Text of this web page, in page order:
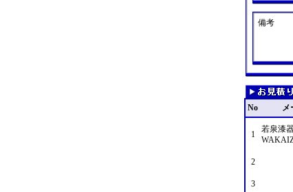
備考
No メ
1
若泉漆
2
3